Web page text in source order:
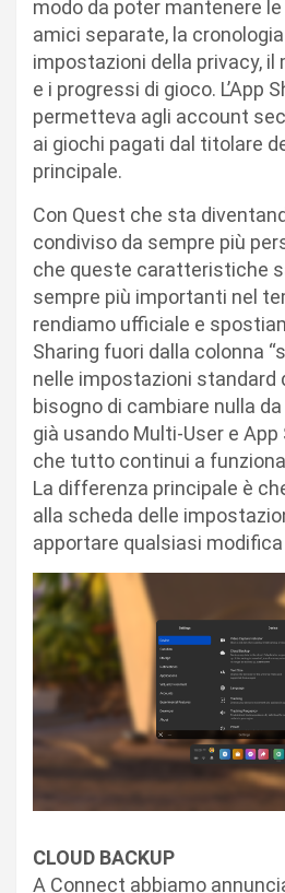
modo da poter mantenere
amici separate, la
impostazioni della privacy, il
e i progressi di gioco. L’App
permetteva agli account
ai giochi pagati dal titolare
principale.
Con Quest che sta
condiviso da sempre più
che queste caratteristiche
sempre più importanti nel
rendiamo ufficiale e
Sharing fuori dalla colonna
nelle impostazioni standard
bisogno di cambiare nulla
già usando Multi-User e
che tutto continui a
La differenza principale è
alla scheda delle
apportare qualsiasi
CLOUD BACKUP
A Connect abbiamo